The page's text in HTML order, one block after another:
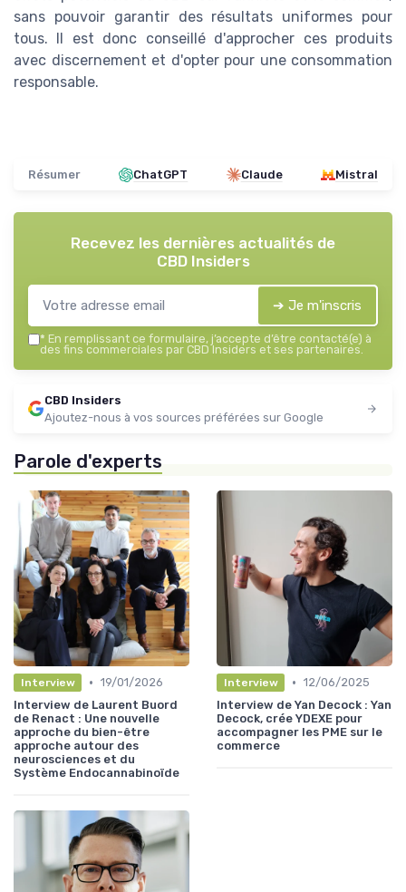
sans pouvoir garantir des résultats uniformes pour
tous. Il est donc conseillé d'approcher ces produits
avec discernement et d'opter pour une consommation
responsable.
Résumer ChatGPT Claude Mistral
Recevez les dernières actualités de
CBD Insiders
➔ Je m'inscris
* En remplissant ce formulaire, j’accepte d’être contacté(e) à
des fins commerciales par CBD Insiders et ses partenaires.
CBD Insiders
Ajoutez-nous à vos sources préférées sur Google
Parole d'experts
Interview • 19/01/2026
Interview de Laurent Buord
de Renact : Une nouvelle
approche du bien-être
approche autour des
neurosciences et du
Système Endocannabinoïde
Interview • 12/06/2025
Interview de Yan Decock : Yan
Decock, crée YDEXE pour
accompagner les PME sur le
commerce